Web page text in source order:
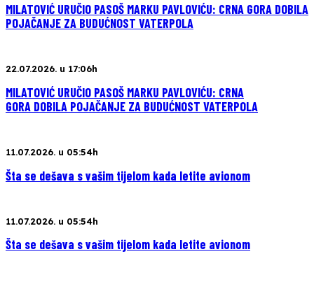
MILATOVIĆ URUČIO PASOŠ MARKU PAVLOVIĆU: CRNA GORA DOBILA
POJAČANJE ZA BUDUĆNOST VATERPOLA
22.07.2026. u 17:06h
MILATOVIĆ URUČIO PASOŠ MARKU PAVLOVIĆU: CRNA
GORA DOBILA POJAČANJE ZA BUDUĆNOST VATERPOLA
11.07.2026. u 05:54h
Šta se dešava s vašim tijelom kada letite avionom
11.07.2026. u 05:54h
Šta se dešava s vašim tijelom kada letite avionom